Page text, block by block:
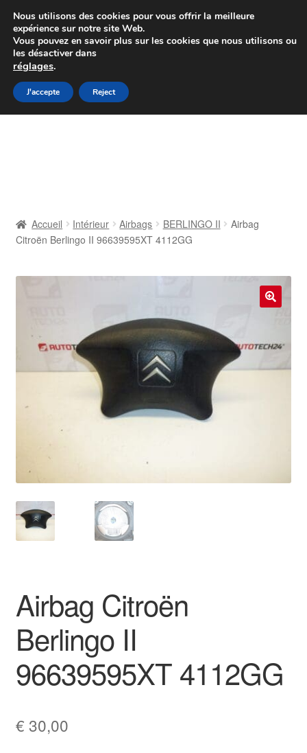
Colissimo livraison à partir de 7 EUR
Du lundi au vendredi de 9 h à 16 h
Aller
à
Aller
au
Contact
Livraison
Mon compte
Plainte
Politique de confidentialité
Procédure de Réclamation
Accueil Intérieur Airbags BERLINGO II
Airbag
Citroën Berlingo II 96639595XT 4112GG
Airbag Citroën
Berlingo II
96639595XT 4112GG
€ 30,00
Nous utilisons des cookies pour vous offrir la meilleure
expérience sur notre site Web.
Vous pouvez en savoir plus sur les cookies que nous utilisons ou
les désactiver dans
réglages.
J'accepte Reject